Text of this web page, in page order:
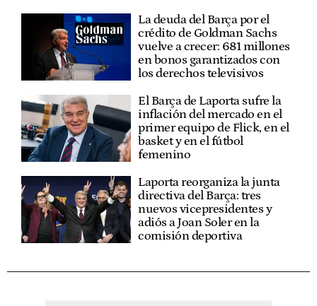
La deuda del Barça por el
crédito de Goldman Sachs
vuelve a crecer: 681 millones
en bonos garantizados con
los derechos televisivos
El Barça de Laporta sufre la
inflación del mercado en el
primer equipo de Flick, en el
basket y en el fútbol
femenino
Laporta reorganiza la junta
directiva del Barça: tres
nuevos vicepresidentes y
adiós a Joan Soler en la
comisión deportiva